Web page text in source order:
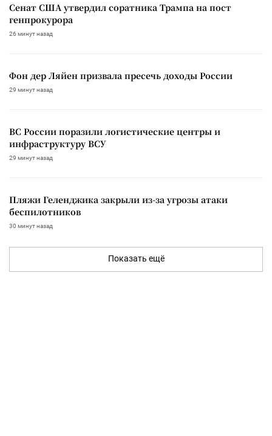
Сенат США утвердил соратника Трампа на пост
генпрокурора
26 минут назад
Фон дер Ляйен призвала пресечь доходы России
29 минут назад
ВС России поразили логистические центры и
инфраструктуру ВСУ
29 минут назад
Пляжи Геленджика закрыли из-за угрозы атаки
беспилотников
30 минут назад
Показать ещё